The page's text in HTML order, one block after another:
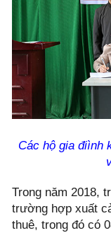
Các hộ gia điình
Trong năm 2018,
trường hợp xuất
thuê, trong đó có